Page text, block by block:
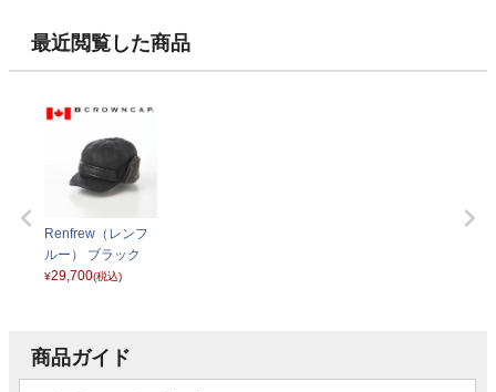
最近閲覧した商品
Renfrew（レンフ
ルー） ブラック
¥29,700(税込)
商品ガイド